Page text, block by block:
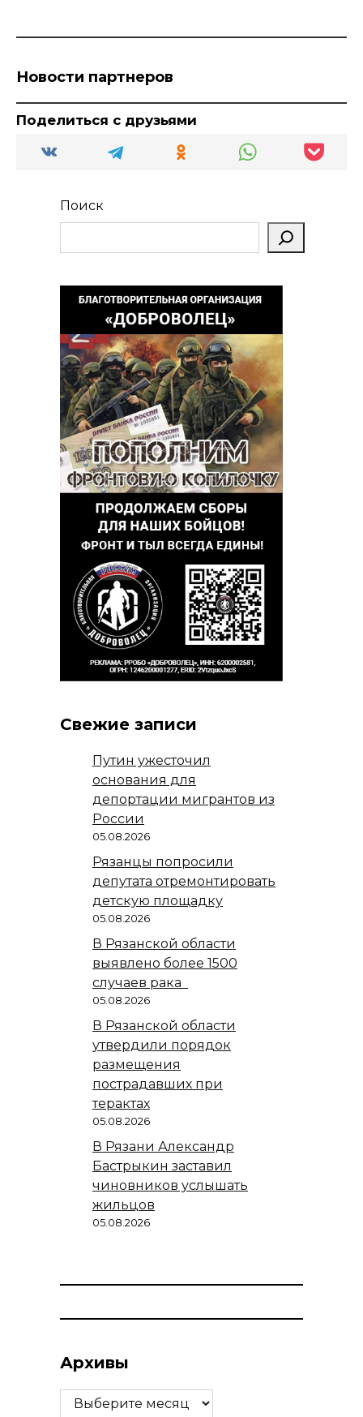
Новости партнеров
Поделиться с друзьями
Поиск
Свежие записи
Путин ужесточил
основания для
депортации мигрантов из
России
05.08.2026
Рязанцы попросили
депутата отремонтировать
детскую площадку
05.08.2026
В Рязанской области
выявлено более 1500
случаев рака
05.08.2026
В Рязанской области
утвердили порядок
размещения
пострадавших при
терактах
05.08.2026
В Рязани Александр
Бастрыкин заставил
чиновников услышать
жильцов
05.08.2026
Архивы
Архивы